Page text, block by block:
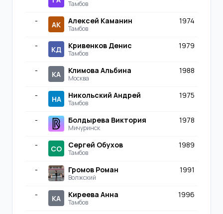
Тамбов
- АК Алексей Каманин
Тамбов
1974
- КД Кривенков Денис
Тамбов
1979
- КА Климова Альбина
Москва
1988
- НА Никольский Андрей
Тамбов
1975
- Болдырева Виктория
Мичуринск
1978
- СО Сергей Обухов
Тамбов
1989
- Громов Роман
Волжский
1991
- КА Киреева Анна
Тамбов
1996